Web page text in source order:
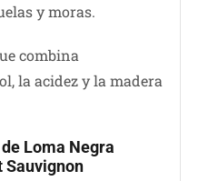
y moras.
combina
la acidez y la madera
Loma Negra
Sauvignon